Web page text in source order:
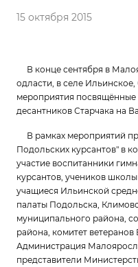
15 октября 2015
В конце сентября в
одласти, в селе
мероприятия посвящённые
десантников Старчака на
В рамках мероприятий
Подольских курсантов" в
участие воспитанники
курсантов, учеников
учащиеся Ильинской
палаты Подольска,
муниципального района,
района, комитет
Администрация
представители